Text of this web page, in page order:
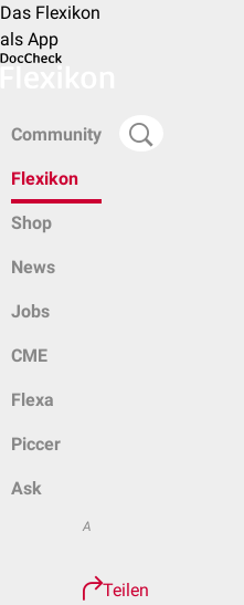
Das Flexikon
als App
Community
Flexikon
Shop
News
Jobs
CME
Flexa
Piccer
Ask
A
Teilen